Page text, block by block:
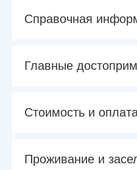
Справочная
Главные
Стоимость и
Проживание и